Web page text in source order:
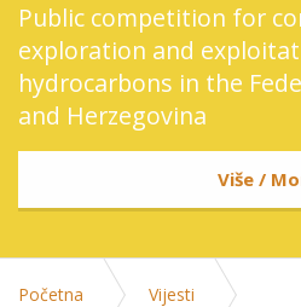
Public competition for
exploration and
hydrocarbons in the
and Herzegovina
Više /
Početna Vijesti